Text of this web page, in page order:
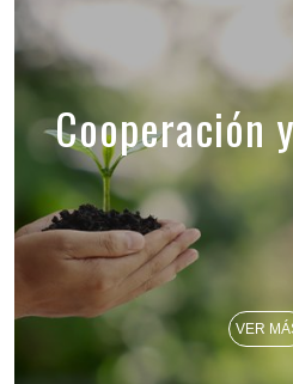
Cooperación
VER